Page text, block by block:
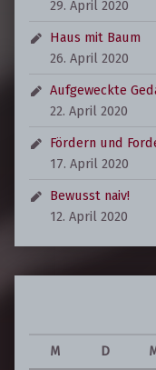
29. April 2020
Haus mit Baum
26. April 2020
Aufgeweckte
22. April 2020
Fördern und
17. April 2020
Bewusst naiv!
12. April 2020
M D